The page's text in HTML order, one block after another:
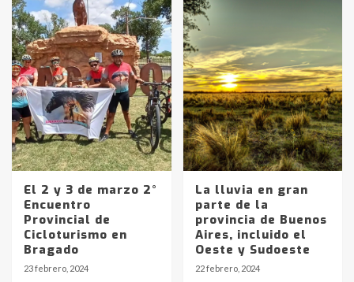
El 2 y 3 de marzo 2°
Encuentro
Provincial de
Cicloturismo en
Bragado
23 febrero, 2024
La lluvia en gran
parte de la
provincia de Buenos
Aires, incluido el
Oeste y Sudoeste
22 febrero, 2024
Identidad de los adolescentes
pampeanos que fueron
protagonistas del fatal accidente
en la mañana del lunes